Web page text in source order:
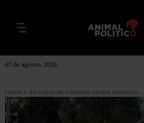
07 de agosto, 2026
Home > En casos de crímenes contra maestros no debe haber perdón ni olvido, dice la CNTE al nuevo gobierno